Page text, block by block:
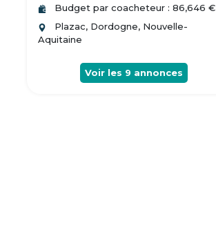
Budget par coacheteur : 86,646 €
Plazac, Dordogne, Nouvelle-
Aquitaine
Voir les 9 annonces